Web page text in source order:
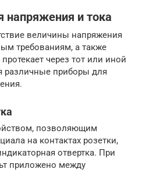
напряжения и тока
величины напряжения
требованиям, а также
через тот или иной
различные приборы для
позволяющим
на контактах розетки,
отвертка. При
приложено между